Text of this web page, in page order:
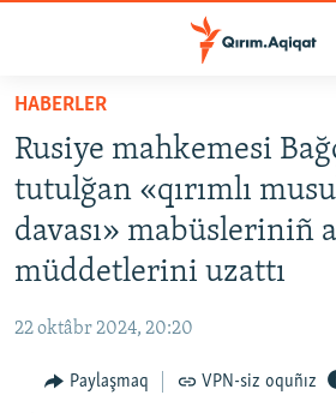
Esas
qaytmaq
Baş
navigatsiyağa
qaytmaq
Qıdıruvğa
SİYASET
İQTİSADİYAT
CEMİYET
İNSAN AQLARI
VİDEO
HABERLER
Rusiye mahkemesi
tutulğan «qırımlı
davası» mabüsleriniñ
müddetlerini uzattı
22 oktâbr 2024, 20:20
Paylaşmaq VPN-siz oquñız